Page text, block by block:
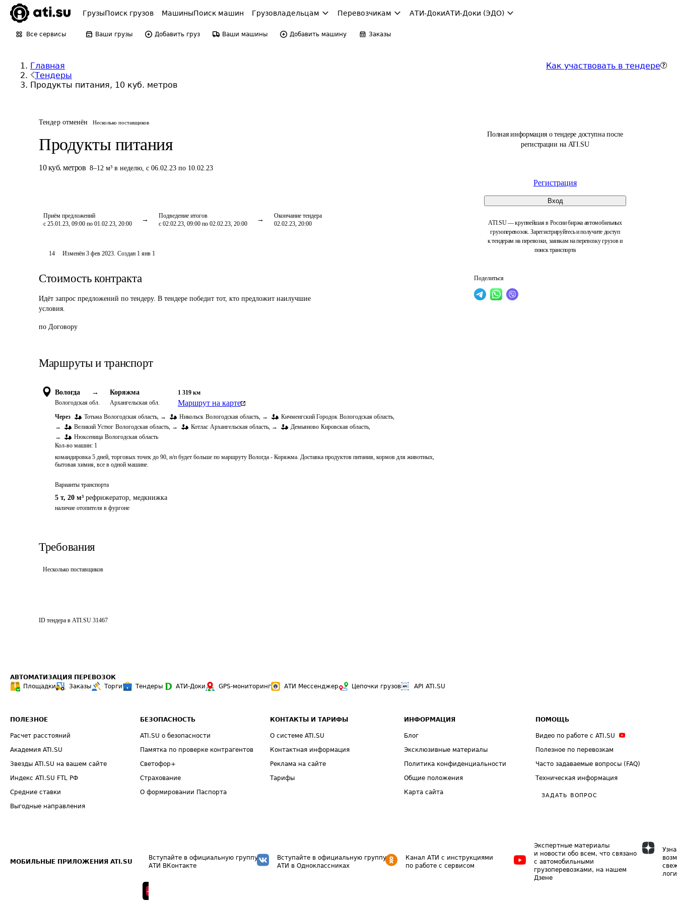
ГрузыПоиск грузов МашиныПоиск машин Грузовладельцам Перевозчикам АТИ-ДокиАТИ-Доки (ЭДО)
Все сервисы Ваши грузы Добавить груз Ваши машины Добавить машину Заказы
Главная
Тендеры
Продукты питания, 10 куб. метров
Как участвовать в тендере
Тендер отменён Несколько поставщиков
Продукты питания
10 куб. метров 8–12 м³ в неделю, с 06.02.23 по 10.02.23
Приём предложений
с 25.01.23, 09:00 по 01.02.23, 20:00
Подведение итогов
с 02.02.23, 09:00 по 02.02.23, 20:00
Окончание тендера
02.02.23, 20:00
Полная информация о тендере доступна после
регистрации на ATI.SU
Регистрация
Вход
ATI.SU — крупнейшая в России биржа автомобильных
грузоперевозок. Зарегистрируйтесь и получите доступ
к тендерам на перевозки, заявкам на перевозку грузов и
поиск транспорта
Поделиться
14 Изменён3 фев 2023. Создан 1 янв 1
Стоимость контракта
Идёт запрос предложений по тендеру. В тендере победит тот, кто предложит наилучшие
условия.
по Договору
Маршруты и транспорт
Вологда →
Вологодская обл.
Коряжма
Архангельская обл.
1 319 км
Маршрут на карте
Через Тотьма Вологодская область, → Никольск Вологодская область, → Кичменгский Городок Вологодская область,
→
Великий Устюг Вологодская область, → Котлас Архангельская область, → Демьяново Кировская область,
→
Нюксеница Вологодская область
Кол-во машин: 1
командировка 5 дней, торговых точек до 90, н/п будет больше по маршруту Вологда - Коряжма. Доставка продуктов питания, кормов для животных,
бытовая химия, все в одной машине.
Варианты транспорта
5 т, 20 м³ рефрижератор, медкнижка
наличие отопителя в фургоне
Требования
Несколько поставщиков
ID тендера в ATI.SU 31467
АВТОМАТИЗАЦИЯ ПЕРЕВОЗОК
Площадки
Заказы Торги Тендеры АТИ-Доки GPS-мониторинг АТИ Мессенджер Цепочки грузов API ATI.SU
ПОЛЕЗНОЕ
Расчет расстояний
Академия ATI.SU
Звезды ATI.SU на вашем сайте
Индекс ATI.SU FTL РФ
Средние ставки
Выгодные направления
БЕЗОПАСНОСТЬ
ATI.SU о безопасности
Памятка по проверке контрагентов
Светофор+
Страхование
О формировании Паспорта
КОНТАКТЫ И ТАРИФЫ
О системе ATI.SU
Контактная информация
Реклама на сайте
Тарифы
ИНФОРМАЦИЯ
Блог
Эксклюзивные материалы
Политика конфиденциальности
Общие положения
Карта сайта
ПОМОЩЬ
Видео по работе с ATI.SU
Полезное по перевозкам
Часто задаваемые вопросы (FAQ)
Техническая информация
ЗАДАТЬ ВОПРОС
МОБИЛЬНЫЕ ПРИЛОЖЕНИЯ ATI.SU
Вступайте в официальную группу
АТИ ВКонтакте
Вступайте в официальную группу
АТИ в Одноклассниках
Канал АТИ с инструкциями
по работе с сервисом
Экспертные материалы
и новости обо всем, что связано
с автомобильными
грузоперевозками, на нашем
Дзене